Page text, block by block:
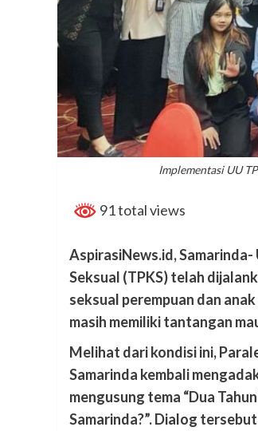
Implementasi UU
91 total views
AspirasiNews.id,
Seksual (TPKS) telah
seksual perempuan dan
masih memiliki tantangan
Melihat dari kondisi ini,
Samarinda kembali
mengusung tema “Dua
Samarinda?”.Dialog tersebut